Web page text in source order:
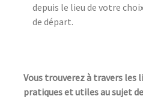
depuis le lieu de votre
de départ.
Vous trouverez à travers les
pratiques et utiles au sujet